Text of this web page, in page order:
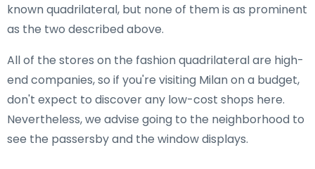
known quadrilateral, but none of them is as prominent
as the two described above.
All of the stores on the fashion quadrilateral are high-
end companies, so if you're visiting Milan on a budget,
don't expect to discover any low-cost shops here.
Nevertheless, we advise going to the neighborhood to
see the passersby and the window displays.